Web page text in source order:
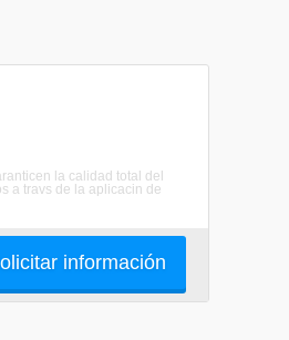
la calidad total del
a travs de la aplicacin de
información